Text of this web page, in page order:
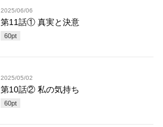
2025/06/06
第11話① 真実と決意
60pt
2025/05/02
第10話② 私の気持ち
60pt